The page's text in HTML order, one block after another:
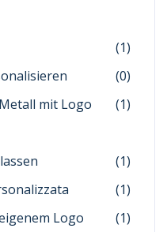
(1)
(0)
mit Logo
(1)
(1)
(1)
Logo
(1)